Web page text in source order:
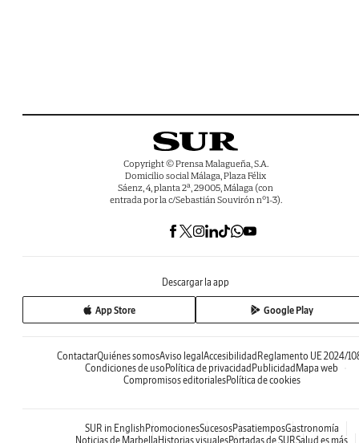
Copyright © Prensa Malagueña, S.A.
Domicilio social Málaga, Plaza Félix
Sáenz, 4, planta 2ª, 29005, Málaga (con
entrada por la c/Sebastián Souvirón nº1-3).
Descargar la app
App Store Google Play
ContactarQuiénes somosAviso legal Accesibilidad Reglamento UE 2024/
Condiciones de uso Política de privacidad Publicidad Mapa web
Compromisos editorialesPolítica de cookies
SUR in English PromocionesSucesosPasatiemposGastronomía
Noticias de Marbella Historias visualesPortadas de SURSalud es más